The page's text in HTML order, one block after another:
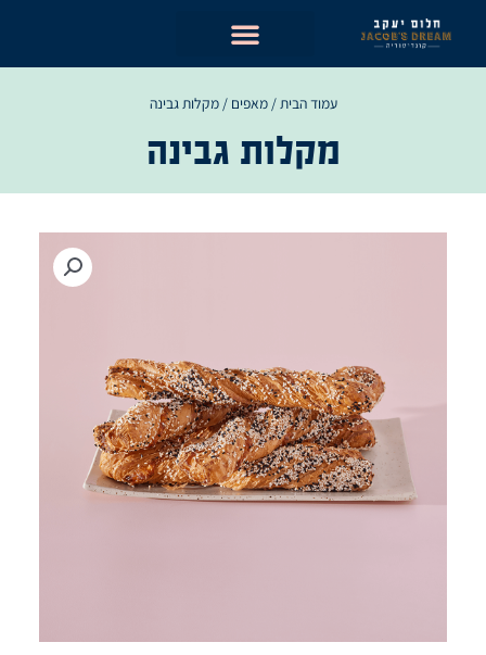
עמוד הבית/מאפים / מקלות גבינה
מקלות גבינה